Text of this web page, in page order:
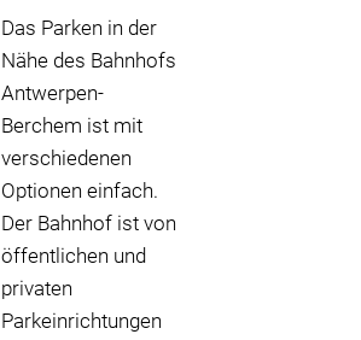
Das Parken in der
Nähe des Bahnhofs
Antwerpen-
Berchem ist mit
verschiedenen
Optionen einfach.
Der Bahnhof ist von
öffentlichen und
privaten
Parkeinrichtungen